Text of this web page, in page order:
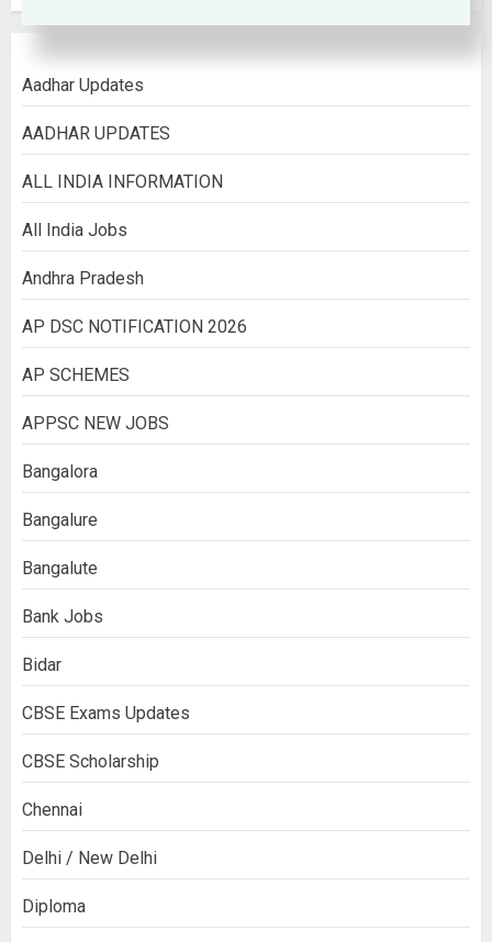
Aadhar Updates
AADHAR UPDATES
ALL INDIA INFORMATION
All India Jobs
Andhra Pradesh
AP DSC NOTIFICATION 2026
AP SCHEMES
APPSC NEW JOBS
Bangalora
Bangalure
Bangalute
Bank Jobs
Bidar
CBSE Exams Updates
CBSE Scholarship
Chennai
Delhi / New Delhi
Diploma